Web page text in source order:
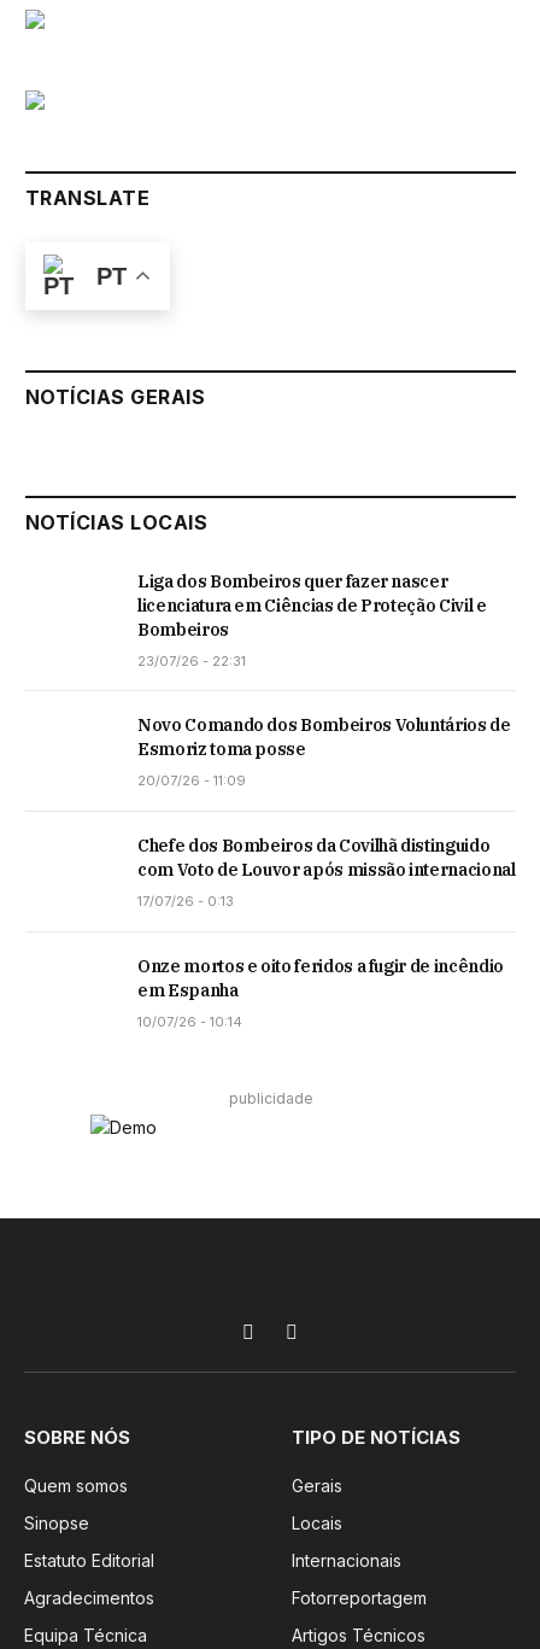
TRANSLATE
PT
NOTÍCIAS GERAIS
NOTÍCIAS LOCAIS
Liga dos Bombeiros quer fazer nascer
licenciatura em Ciências de Proteção Civil e
Bombeiros
23/07/26 - 22:31
Novo Comando dos Bombeiros Voluntários de
Esmoriz toma posse
20/07/26 - 11:09
Chefe dos Bombeiros da Covilhã distinguido
com Voto de Louvor após missão internacional
17/07/26 - 0:13
Onze mortos e oito feridos a fugir de incêndio
em Espanha
10/07/26 - 10:14
publicidade
FacebookInstagram
SOBRE NÓS
Quem somos
Sinopse
Estatuto Editorial
Agradecimentos
Equipa Técnica
TIPO DE NOTÍCIAS
Gerais
Locais
Internacionais
Fotorreportagem
Artigos Técnicos